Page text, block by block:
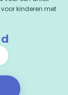
kinderen met